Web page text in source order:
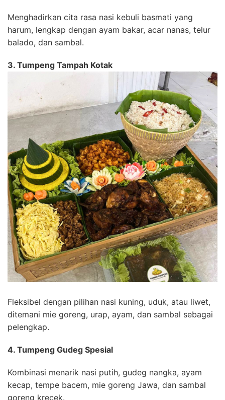
Menghadirkan cita rasa nasi kebuli basmati yang
harum, lengkap dengan ayam bakar, acar nanas, telur
balado, dan sambal.
3. Tumpeng Tampah Kotak
Fleksibel dengan pilihan nasi kuning, uduk, atau liwet,
ditemani mie goreng, urap, ayam, dan sambal sebagai
pelengkap.
4. Tumpeng Gudeg Spesial
Kombinasi menarik nasi putih, gudeg nangka, ayam
kecap, tempe bacem, mie goreng Jawa, dan sambal
goreng krecek.